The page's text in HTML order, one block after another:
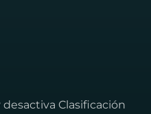
Clasificación